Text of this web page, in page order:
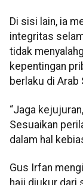
Di sisi lain, ia
integritas
tidak
kepentingan
berlaku di Arab
“Jaga
Sesuaikan
dalam hal
Gus Irfan